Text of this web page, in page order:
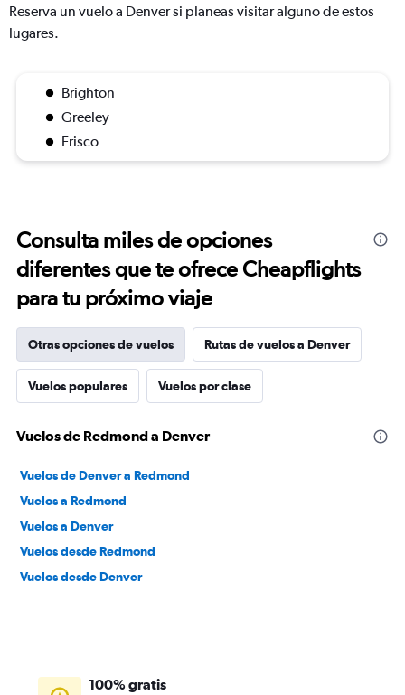
Reserva un vuelo a Denver si planeas visitar alguno de estos
lugares.
Brighton
Greeley
Frisco
Consulta miles de opciones
diferentes que te ofrece Cheapflights
para tu próximo viaje
Otras opciones de vuelos Rutas de vuelos a Denver
Vuelos populares Vuelos por clase
Vuelos de Redmond a Denver
Vuelos de Denver a Redmond
Vuelos a Redmond
Vuelos a Denver
Vuelos desde Redmond
Vuelos desde Denver
100% gratis